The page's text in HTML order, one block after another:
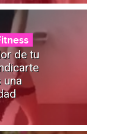
de tu
una